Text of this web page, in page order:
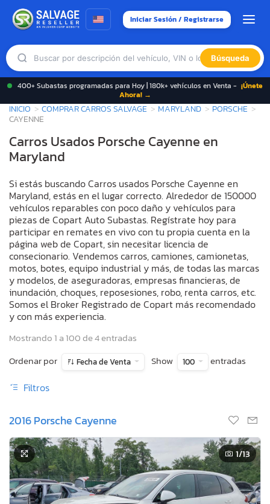
Iniciar Sesión / Registrarse
Búsqueda
400+ Subastas programadas para Hoy | 180k+ vehículos en Venta - ¡Únete
Ahora! →
INICIO COMPRAR CARROS SALVAGE MARYLAND
PORSCHE
CAYENNE
Carros Usados Porsche Cayenne en
Maryland
Si estás buscando Carros usados Porsche Cayenne en
Maryland, estás en el lugar correcto. Alrededor de 150000
vehículos reparables con poco daño y vehículos para
piezas de Copart Auto Subastas. Regístrate hoy para
participar en remates en vivo con tu propia cuenta en la
página web de Copart, sin necesitar licencia de
consecionario. Vendemos carros, camiones, camionetas,
motos, botes, equipo industrial y más, de todas las marcas
y modelos, de aseguradoras, empresas financieras, de
inundación, choques, reposesiones, robo, renta carros, etc.
Somos el Broker Registrado de Copart más recomendado
y con más experiencia.
Mostrando 1 a 100 de 4 entradas
Ordenar por
Fecha de Venta Show 100 entradas
Filtros
2016 Porsche Cayenne
1/13